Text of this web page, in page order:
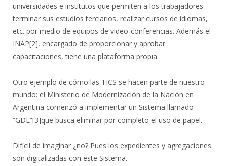
universidades e institutos que permiten a los trabajadores
terminar sus estudios terciarios, realizar cursos de idiomas,
etc. por medio de equipos de video-conferencias. Además el
INAP[2], encargado de proporcionar y aprobar
capacitaciones, tiene una plataforma propia.
Otro ejemplo de cómo las TICS se hacen parte de nuestro
mundo: el Ministerio de Modernización de la Nación en
Argentina comenzó a implementar un Sistema llamado
“GDE”[3]que busca eliminar por completo el uso de papel.
Difícil de imaginar ¿no? Pues los expedientes y agregaciones
son digitalizadas con este Sistema.